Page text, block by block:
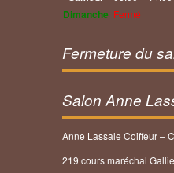
Dimanche Fermé
Fermeture du
Salon Anne
Anne Lassale Coiffeur –
219 cours maréchal